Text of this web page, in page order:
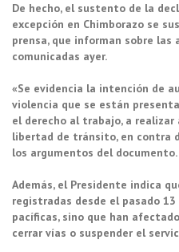
De hecho, el sustento de la
excepción en Chimborazo se
prensa, que informan sobre las
comunicadas ayer.
«Se evidencia la intención de
violencia que se están
el derecho al trabajo, a
libertad de tránsito, en contra
los argumentos del documento.
Además, el Presidente indica
registradas desde el pasado
pacíficas, sino que han
cerrar vías o suspender el